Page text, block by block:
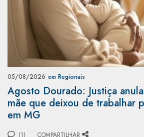
05/08/2026 em Regionais
Agosto Dourado: Justiça
mãe que deixou de trabalhar
em MG